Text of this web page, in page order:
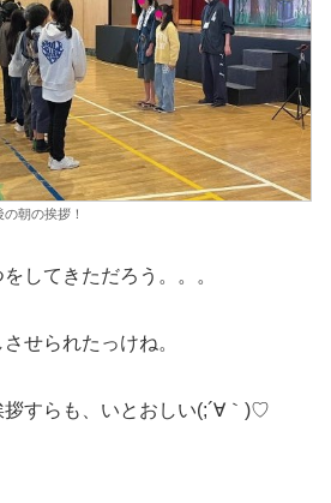
朝の挨拶！
してきただろう。。。
せられたっけね。
すらも、いとおしい(;´∀｀)♡